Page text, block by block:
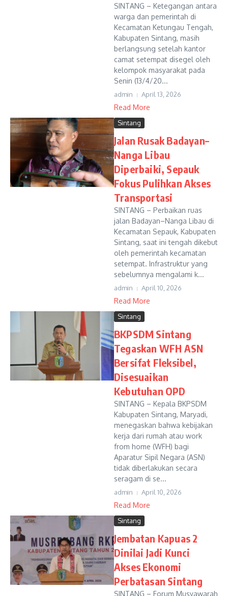
SINTANG – Ketegangan antara
warga dan pemerintah di
Kecamatan Ketungau Tengah,
Kabupaten Sintang, masih
berlangsung setelah kantor
camat setempat disegel oleh
kelompok masyarakat pada
Senin (13/4/20...
admin April 13, 2026
Read More
Sintang
Jalan Rusak Badayan–
Nanga Libau
Diperbaiki, Sepauk
Fokus Pulihkan Akses
Transportasi
SINTANG – Perbaikan ruas
jalan Badayan–Nanga Libau di
Kecamatan Sepauk, Kabupaten
Sintang, saat ini tengah dikebut
oleh pemerintah kecamatan
setempat. Infrastruktur yang
sebelumnya mengalami k...
admin April 10, 2026
Read More
Sintang
BKPSDM Sintang
Tegaskan WFH ASN
Bersifat Fleksibel,
Disesuaikan
Kebutuhan OPD
SINTANG – Kepala BKPSDM
Kabupaten Sintang, Maryadi,
menegaskan bahwa kebijakan
kerja dari rumah atau work
from home (WFH) bagi
Aparatur Sipil Negara (ASN)
tidak diberlakukan secara
seragam di se...
admin April 10, 2026
Read More
Sintang
Jembatan Kapuas 2
Dinilai Jadi Kunci
Akses Ekonomi
Perbatasan Sintang
SINTANG – Forum Musyawarah